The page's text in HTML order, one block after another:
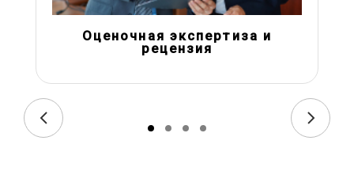
Оценочная экспертиза и
рецензия